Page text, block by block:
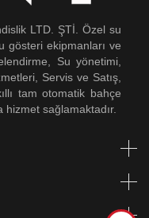
LTD. ŞTİ. Özel su
gösteri ekipmanları ve
Su yönetimi,
Servis ve Satış,
tam otomatik bahçe
sağlamaktadır.